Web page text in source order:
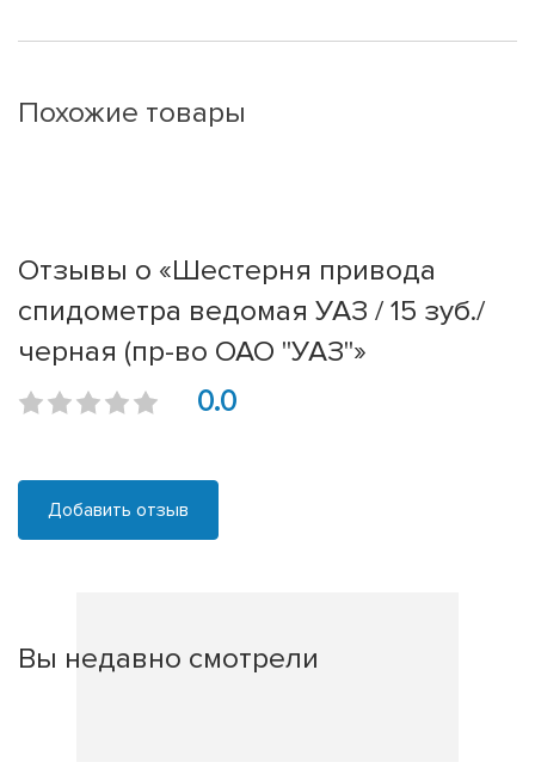
Похожие товары
Отзывы о «Шестерня привода
спидометра ведомая УАЗ / 15 зуб./
черная (пр-во ОАО "УАЗ"»
0.0
Добавить отзыв
Вы недавно смотрели